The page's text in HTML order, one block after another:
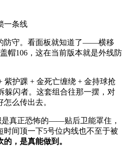
一条线
防守。看面板就知道了——横移
帽106，这在当前版本就是外线防
紫护踝 + 金死亡缠绕 + 金持球抢
躲闪者。这套组合往那一摆，对
么传出去。
是真正恐怖的——贴后卫能罩住，
间顶一下5号位内线也不至于被
的，是真能做到。